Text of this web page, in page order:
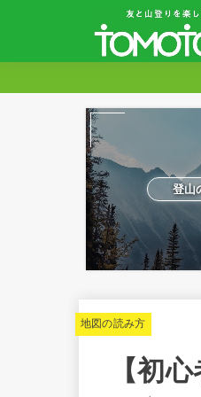
登山
地図の読み方
【初